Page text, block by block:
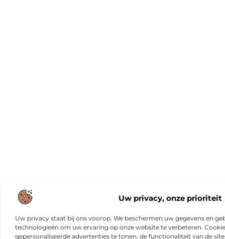
Uw privacy, onze prioriteit
Uw privacy staat bij ons voorop. We beschermen uw gegevens en
technologieën om uw ervaring op onze website te verbeteren.
gepersonaliseerde advertenties te tonen, de functionaliteit van de